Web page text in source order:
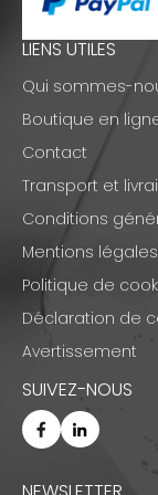
LIENS UTILES
Qui sommes-
Boutique en
Contact
Transport et
Conditions
Mentions légales
Politique de
Déclaration de
Avertissement
SUIVEZ-NOUS